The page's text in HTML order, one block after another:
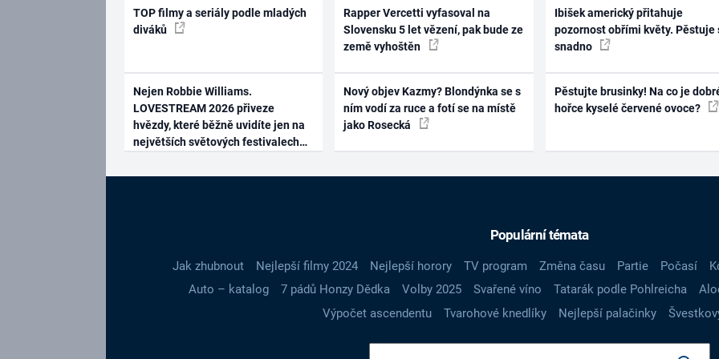
TOP filmy a seriály podle mladých
diváků
Nejen Robbie Williams.
LOVESTREAM 2026 přiveze
hvězdy, které běžně uvidíte jen na
největších světových festivalech
Rapper Vercetti vyfasoval na
Slovensku 5 let vězení, pak bude ze
země vyhoštěn
Nový objev Kazmy? Blondýnka se s
ním vodí za ruce a fotí se na místě
jako Rosecká
Ibišek americký přitahuje
pozornost obřími květy. Pěstuje
snadno
Pěstujte brusinky! Na co je
hořce kyselé červené ovoce?
Populární témata
Jak zhubnout Nejlepší filmy 2024 Nejlepší horory TV program Změna času Partie Počasí
Auto – katalog
7 pádů Honzy Dědka Volby 2025 Svařené víno Tatarák podle Pohlreicha
Výpočet ascendentu
Tvarohové knedlíky Nejlepší palačinky